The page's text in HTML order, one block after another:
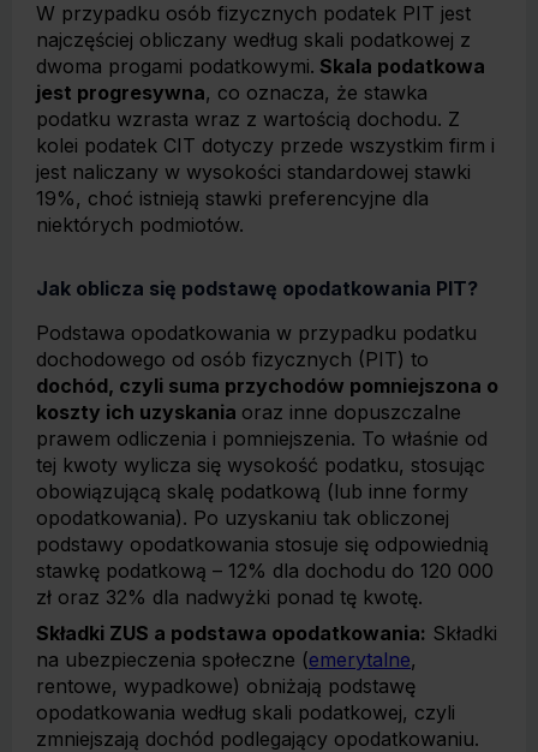
W przypadku osób fizycznych podatek PIT jest
najczęściej obliczany według skali podatkowej z
dwoma progami podatkowymi. Skala podatkowa
jest progresywna, co oznacza, że stawka
podatku wzrasta wraz z wartością dochodu. Z
kolei podatek CIT dotyczy przede wszystkim firm i
jest naliczany w wysokości standardowej stawki
19%, choć istnieją stawki preferencyjne dla
niektórych podmiotów.
Jak oblicza się podstawę opodatkowania PIT?
Podstawa opodatkowania w przypadku podatku
dochodowego od osób fizycznych (PIT) to
dochód, czyli suma przychodów pomniejszona o
koszty ich uzyskania oraz inne dopuszczalne
prawem odliczenia i pomniejszenia. To właśnie od
tej kwoty wylicza się wysokość podatku, stosując
obowiązującą skalę podatkową (lub inne formy
opodatkowania). Po uzyskaniu tak obliczonej
podstawy opodatkowania stosuje się odpowiednią
stawkę podatkową – 12% dla dochodu do 120 000
zł oraz 32% dla nadwyżki ponad tę kwotę.
Składki ZUS a podstawa opodatkowania: Składki
na ubezpieczenia społeczne (emerytalne,
rentowe, wypadkowe) obniżają podstawę
opodatkowania według skali podatkowej, czyli
zmniejszają dochód podlegający opodatkowaniu.